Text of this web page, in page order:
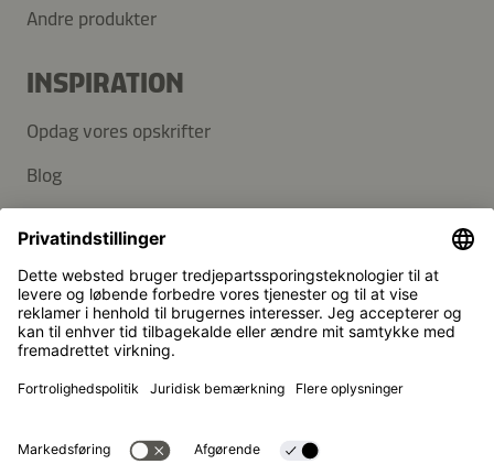
Andre produkter
INSPIRATION
Opdag vores opskrifter
Blog
SUPPORT
Kontakt
FAQ
© Kikkoman Trading Europe GmbH 2023 – 2026